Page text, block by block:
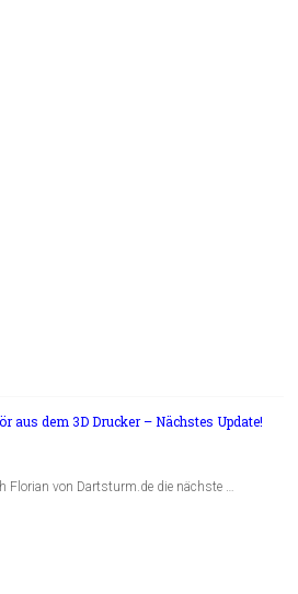
aus dem 3D Drucker – Nächstes Update!
Florian von Dartsturm.de die nächste …